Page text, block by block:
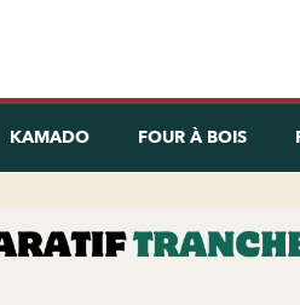
KAMADO FOUR À BOIS